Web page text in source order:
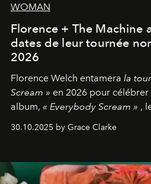
WOMAN
Florence + The Machine
dates de leur tournée
2026
Florence Welch entamera la
Scream » en 2026 pour
album, « Everybody Scream » ,
30.10.2025 by Grace Clarke